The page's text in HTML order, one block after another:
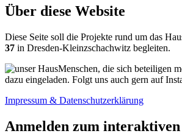
Über diese Website
Diese Seite soll die Projekte rund um das
37 in Dresden-Kleinzschachwitz begleiten.
Menschen, die sich beteiligen
dazu eingeladen. Folgt uns auch gern auf
Impressum & Datenschutzerklärung
Anmelden zum